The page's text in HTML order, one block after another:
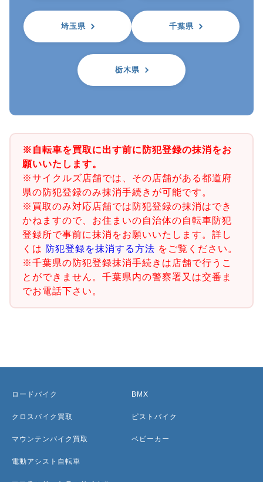
埼玉県 千葉県
栃木県
※自転車を買取に出す前に防犯登録の抹消をお
願いいたします。
※サイクルズ店舗では、その店舗がある都道府
県の防犯登録のみ抹消手続きが可能です。
※買取のみ対応店舗では防犯登録の抹消はでき
かねますので、お住まいの自治体の自転車防犯
登録所で事前に抹消をお願いいたします。詳し
くは 防犯登録を抹消する方法 をご覧ください。
※千葉県の防犯登録抹消手続きは店舗で行うこ
とができません。千葉県内の警察署又は交番ま
でお電話下さい。
ロードバイク
クロスバイク買取
マウンテンバイク買取
電動アシスト自転車
BMX
ピストバイク
ベビーカー